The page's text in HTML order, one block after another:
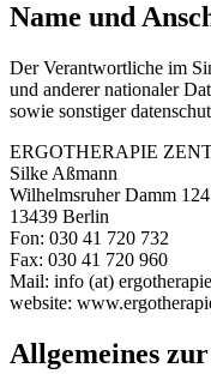
Name und
Der Verantwortliche im
und anderer nationaler
sowie sonstiger
ERGOTHERAPIE
Silke Aßmann
Wilhelmsruher Damm 124
13439 Berlin
Fon: 030 41 720 732
Fax: 030 41 720 960
Mail: info (at)
website:
Allgemeines